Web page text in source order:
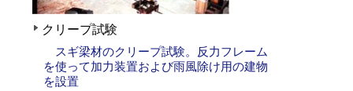
クリープ試験
スギ梁材のクリープ試験。反力フレーム
を使って加力装置および雨風除け用の建物
を設置